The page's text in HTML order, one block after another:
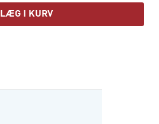
LÆG I KURV